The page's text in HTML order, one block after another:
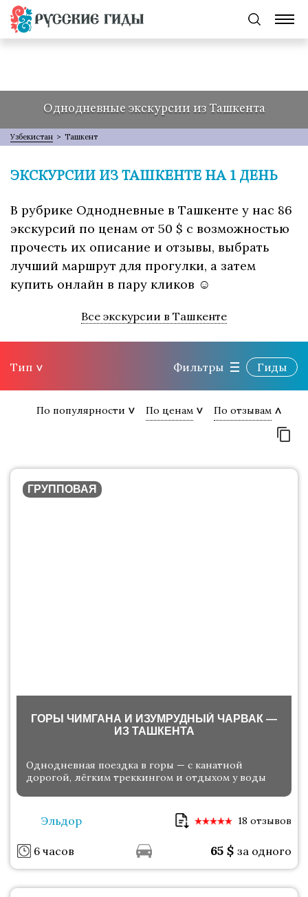
Однодневные экскурсии из Ташкента
Узбекистан > Ташкент
ЭКСКУРСИИ ИЗ ТАШКЕНТЕ НА 1 ДЕНЬ
В рубрике Однодневные в Ташкенте у нас 86
экскурсий по ценам от 50 $ с возможностью
прочесть их описание и отзывы, выбрать
лучший маршрут для прогулки, а затем
купить онлайн в пару кликов ☺
Все экскурсии в Ташкенте
Тип Фильтры Гиды
По популярности По ценам По отзывам
ГРУППОВАЯ
ГОРЫ ЧИМГАНА И ИЗУМРУДНЫЙ ЧАРВАК —
ИЗ ТАШКЕНТА
Однодневная поездка в горы — с канатной
дорогой, лёгким треккингом и отдыхом у воды
Эльдор 18 отзывов
6 часов 65 $ за одного